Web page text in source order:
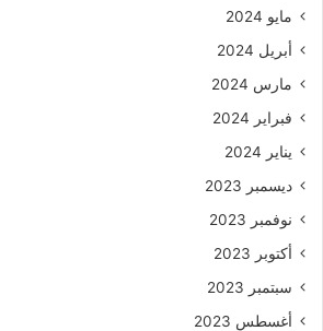
مايو 2024
أبريل 2024
مارس 2024
فبراير 2024
يناير 2024
ديسمبر 2023
نوفمبر 2023
أكتوبر 2023
سبتمبر 2023
أغسطس 2023